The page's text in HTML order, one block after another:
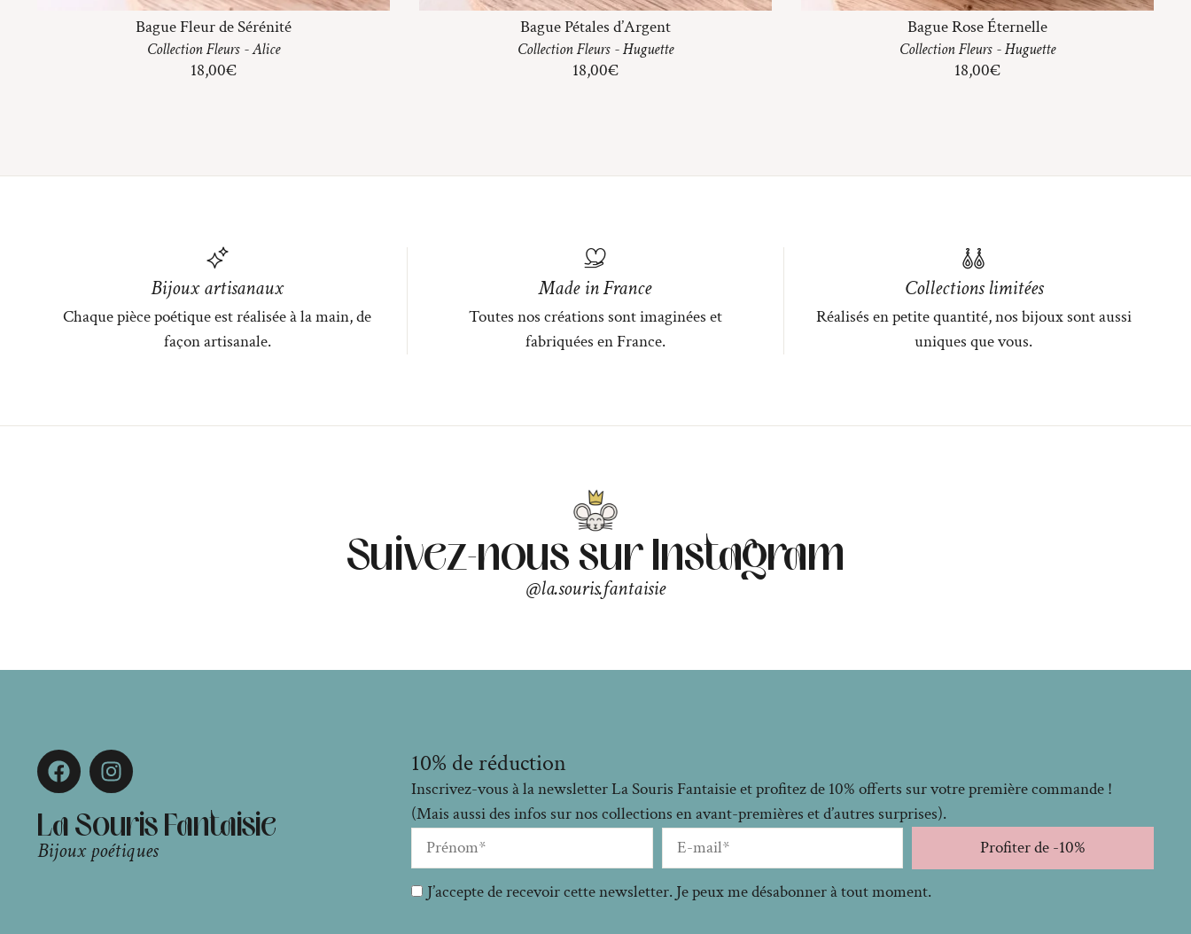
Bague Fleur de Sérénité
CollectionFleurs -Alice
18,00€
Bague Pétales d’Argent
CollectionFleurs -Huguette
18,00€
Bague Rose Éternelle
CollectionFleurs -Huguette
18,00€
Bijoux artisanaux
Chaque pièce poétique est réalisée à la main, de
façon artisanale.
Made in France
Toutes nos créations sont imaginées et
fabriquées en France.
Collections limitées
Réalisés en petite quantité, nos bijoux sont aussi
uniques que vous.
Suivez-nous sur Instagram
@la.souris.fantaisie
La Souris Fantaisie
Bijoux poétiques
10% de réduction
Inscrivez-vous à la newsletter La Souris Fantaisie et profitez de 10% offerts sur votre première commande !
(Mais aussi des infos sur nos collections en avant-premières et d’autres surprises).
J’accepte de recevoir cette newsletter. Je peux me désabonner à tout moment.
Profiter de -10%